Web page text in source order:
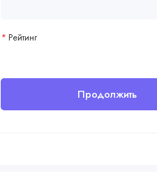
Рейтинг
Продолжить